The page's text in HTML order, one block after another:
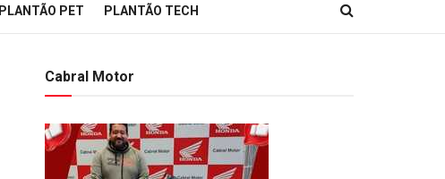
PLANTÃO PET PLANTÃO TECH
Cabral Motor